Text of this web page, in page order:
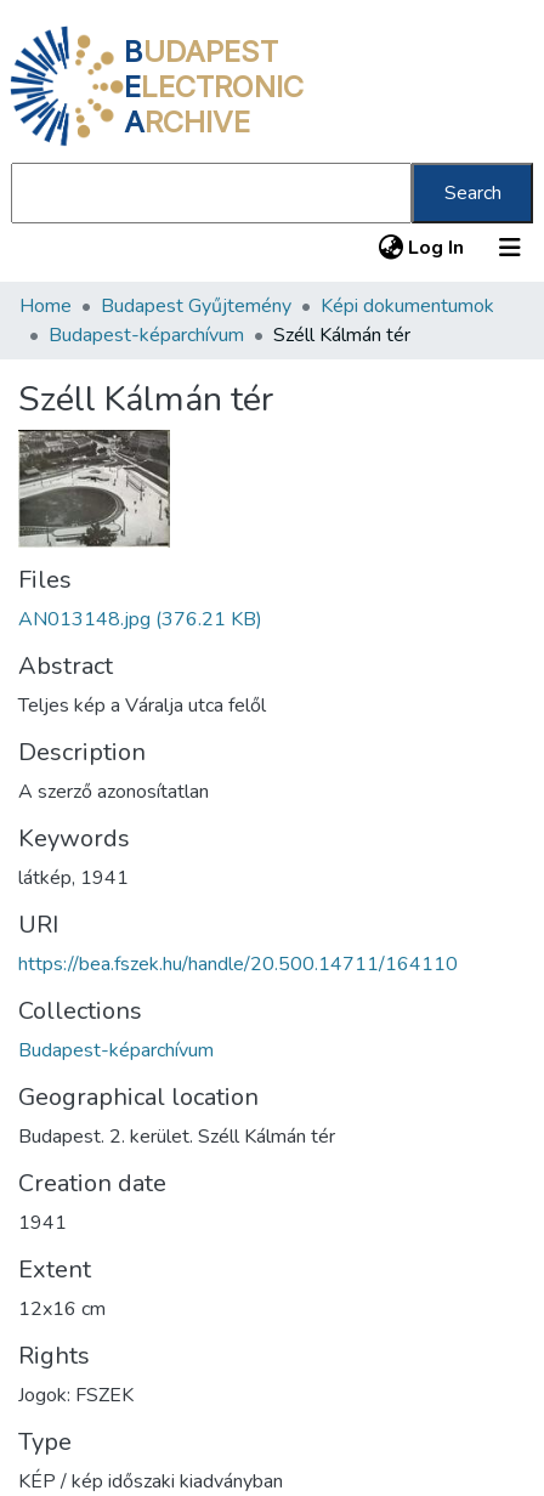
BUDAPEST
ELECTRONIC
ARCHIVE
Search
Log In (current)
Communities & Collections
Statistics
About us
Home Budapest Gyűjtemény
Képi dokumentumok
Budapest-képarchívum
Széll Kálmán tér
Széll Kálmán tér
Files
AN013148.jpg (376.21 KB)
Abstract
Teljes kép a Váralja utca felől
Description
A szerző azonosítatlan
Keywords
látkép, 1941
URI
https://bea.fszek.hu/handle/20.500.14711/164110
Collections
Budapest-képarchívum
Geographical location
Budapest. 2. kerület. Széll Kálmán tér
Creation date
1941
Extent
12x16 cm
Rights
Jogok: FSZEK
Type
KÉP / kép időszaki kiadványban